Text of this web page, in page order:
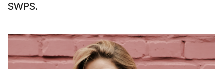
SWPS.